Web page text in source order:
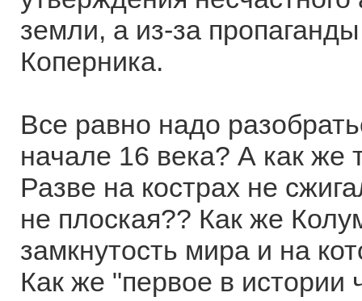
земли, а из-за
Коперника.
Все равно надо
начале 16 века? А как же
Разве на кострах не
не плоская?? Как же
замкнутость мира и на
Как же "первое в истории